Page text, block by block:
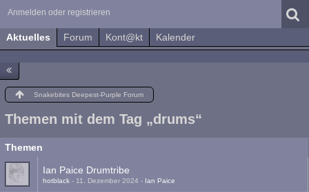
Anmelden oder registrieren
Aktuelles Forum Kont@kt Kalender
Snakebites Deepest-Purple Forum
Themen mit dem Tag „drums“
Themen
Ian Paice Drumtribe
hotblack - 11. Dezember 2024 - Ian Paice